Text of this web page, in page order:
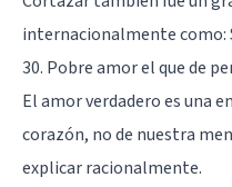
internacionalmente como:
30. Pobre amor el que de
Elamor verdaderoes una
corazón, no de nuestra
explicar racionalmente.